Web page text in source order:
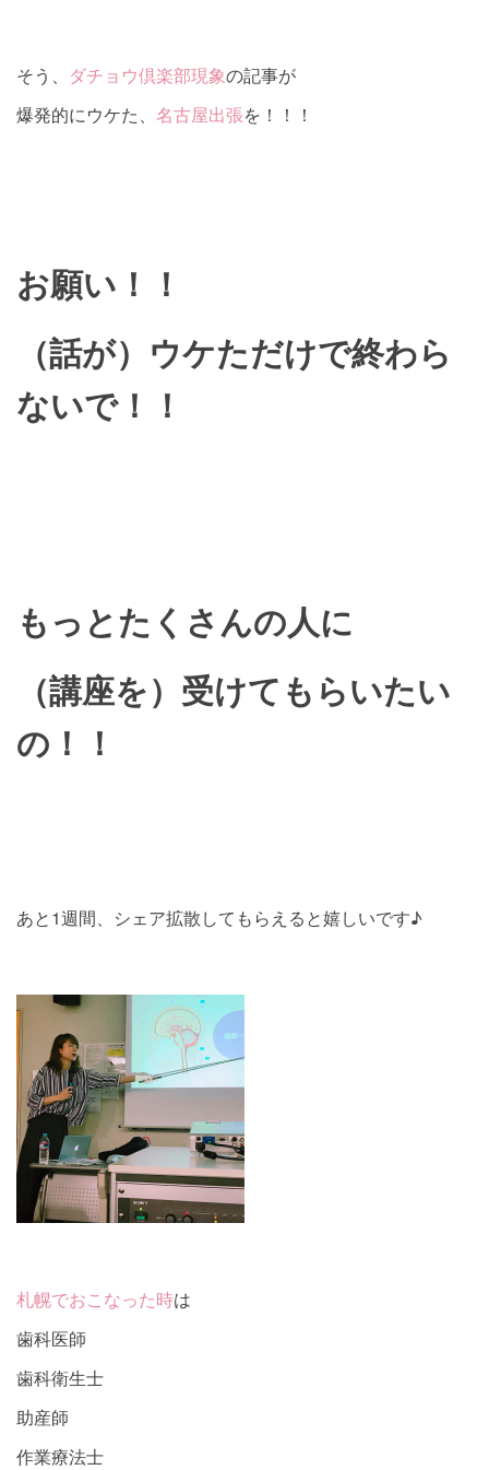
そう、 ダチョウ倶楽部現象の記事が
爆発的にウケた、 名古屋出張を！！！
お願い！！
（話が）ウケただけで終わら
ないで！！
もっとたくさんの人に
（講座を）受けてもらいたい
の！！
あと1週間、シェア拡散してもらえると嬉しいです♪
札幌でおこなった時は
歯科医師
歯科衛生士
助産師
作業療法士